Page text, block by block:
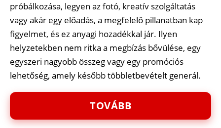
próbálkozása, legyen az fotó, kreatív szolgáltatás
vagy akár egy előadás, a megfelelő pillanatban kap
figyelmet, és ez anyagi hozadékkal jár. Ilyen
helyzetekben nem ritka a megbízás bővülése, egy
egyszeri nagyobb összeg vagy egy promóciós
lehetőség, amely később többletbevételt generál.
TOVÁBB